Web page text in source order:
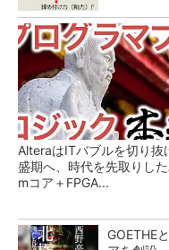
AlteraはITバブルを切り抜
盛期へ、時代を先取りし
mコア＋FPGA...
GOETHE